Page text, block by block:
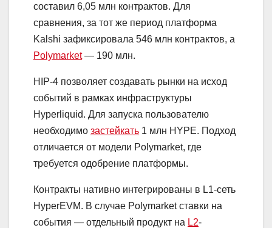
составил 6,05 млн контрактов. Для
сравнения, за тот же период платформа
Kalshi зафиксировала 546 млн контрактов, а
Polymarket— 190 млн.
HIP-4 позволяет создавать рынки на исход
событий в рамках инфраструктуры
Hyperliquid. Для запуска пользователю
необходимо застейкать 1 млн HYPE. Подход
отличается от модели Polymarket, где
требуется одобрение платформы.
Контракты нативно интегрированы в L1-сеть
HyperEVM. В случае Polymarket ставки на
события — отдельный продукт на L2-